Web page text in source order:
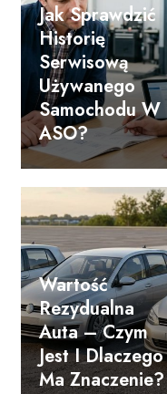
Jak Sprawdzić
Historię
Serwisową
Używanego
Samochodu W
ASO?
Wartość
Rezydualna
Auta – Czym
Jest I Dlaczego
Ma Znaczenie?